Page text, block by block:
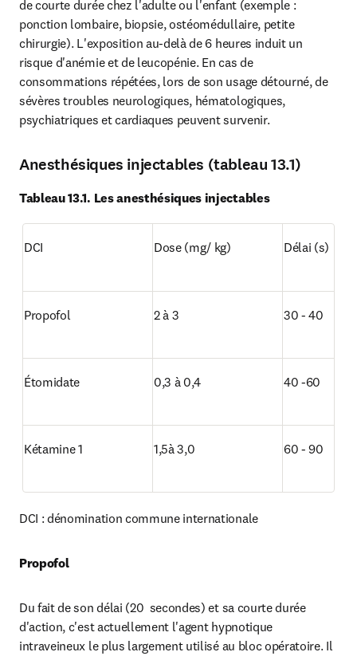
de courte durée chez l'adulte ou l'enfant (exemple :
ponction lombaire, biopsie, ostéomédullaire, petite
chirurgie). L'exposition au-delà de 6 heures induit un
risque d'anémie et de leucopénie. En cas de
consommations répétées, lors de son usage détourné, de
sévères troubles neurologiques, hématologiques,
psychiatriques et cardiaques peuvent survenir.
Anesthésiques injectables (tableau 13.1)
Tableau 13.1. Les anesthésiques injectables
DCI Dose (mg/ kg) Délai (s)
Propofol 2 à 3 30 - 40
Étomidate 0,3 à 0,4 40 -60
Kétamine 1 1,5à 3,0 60 - 90
DCI : dénomination commune internationale
Propofol
Du fait de son délai (20  secondes) et sa courte durée
d'action, c'est actuellement l'agent hypnotique
intraveineux le plus largement utilisé au bloc opératoire. Il